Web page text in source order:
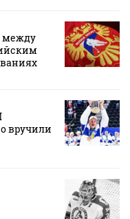
между
вручили